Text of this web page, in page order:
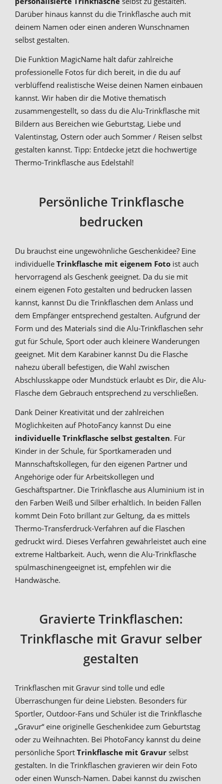
Darüber hinaus kannst du die Trinkflasche auch mit
deinem Namen oder einen anderen Wunschnamen
selbst gestalten.
Die Funktion MagicName hält dafür zahlreiche
professionelle Fotos für dich bereit, in die du auf
verblüffend realistische Weise deinen Namen einbauen
kannst. Wir haben dir die Motive thematisch
zusammengestellt, so dass du die Alu-Trinkflasche mit
Bildern aus Bereichen wie Geburtstag, Liebe und
Valentinstag, Ostern oder auch Sommer / Reisen selbst
gestalten kannst. Tipp: Entdecke jetzt die hochwertige
Thermo-Trinkflasche aus Edelstahl!
Persönliche Trinkflasche
bedrucken
Du brauchst eine ungewöhnliche Geschenkidee? Eine
individuelle Trinkflasche mit eigenem Foto ist auch
hervorragend als Geschenk geeignet. Da du sie mit
einem eigenen Foto gestalten und bedrucken lassen
kannst, kannst Du die Trinkflaschen dem Anlass und
dem Empfänger entsprechend gestalten. Aufgrund der
Form und des Materials sind die Alu-Trinkflaschen sehr
gut für Schule, Sport oder auch kleinere Wanderungen
geeignet. Mit dem Karabiner kannst Du die Flasche
nahezu überall befestigen, die Wahl zwischen
Abschlusskappe oder Mundstück erlaubt es Dir, die Alu-
Flasche dem Gebrauch entsprechend zu verschließen.
Dank Deiner Kreativität und der zahlreichen
Möglichkeiten auf PhotoFancy kannst Du eine
individuelle Trinkflasche selbst gestalten. Für
Kinder in der Schule, für Sportkameraden und
Mannschaftskollegen, für den eigenen Partner und
Angehörige oder für Arbeitskollegen und
Geschäftspartner. Die Trinkflasche aus Aluminium ist in
den Farben Weiß und Silber erhältlich. In beiden Fällen
kommt Dein Foto brillant zur Geltung, da es mittels
Thermo-Transferdruck-Verfahren auf die Flaschen
gedruckt wird. Dieses Verfahren gewährleistet auch eine
extreme Haltbarkeit. Auch, wenn die Alu-Trinkflasche
spülmaschinengeeignet ist, empfehlen wir die
Handwäsche.
Gravierte Trinkflaschen:
Trinkflasche mit Gravur selber
gestalten
Trinkflaschen mit Gravur sind tolle und edle
Überraschungen für deine Liebsten. Besonders für
Sportler, Outdoor-Fans und Schüler ist die Trinkflasche
„Gravur“ eine originelle Geschenkidee zum Geburtstag
oder zu Weihnachten. Bei PhotoFancy kannst du deine
persönliche Sport Trinkflasche mit Gravur selbst
gestalten. In die Trinkflaschen gravieren wir dein Foto
oder einen Wunsch-Namen. Dabei kannst du zwischen